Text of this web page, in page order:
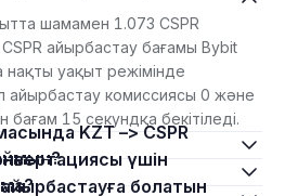
шамамен 1.073 CSPR
айырбастау бағамы Bybit
уақыт режімінде
айырбастау комиссиясы 0 және
бағам 15 секундқа бекітіледі.